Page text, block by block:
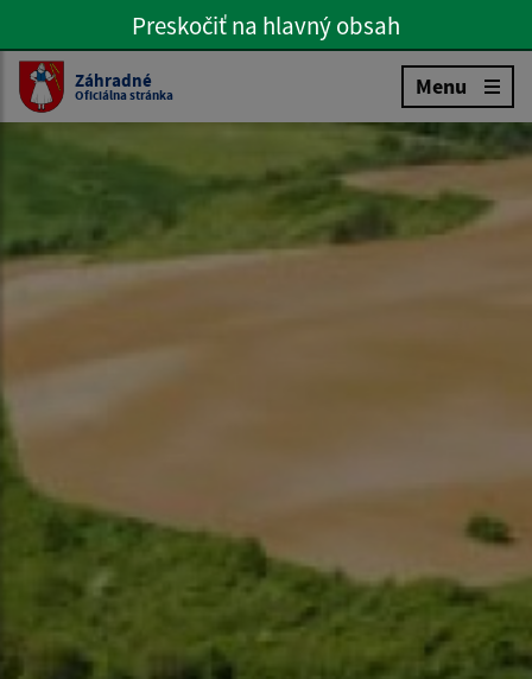
Preskočiť na hlavné menu
Preskočiť na hlavný obsah
Slovenčina
Záhradné
Oficiálna stránka Menu